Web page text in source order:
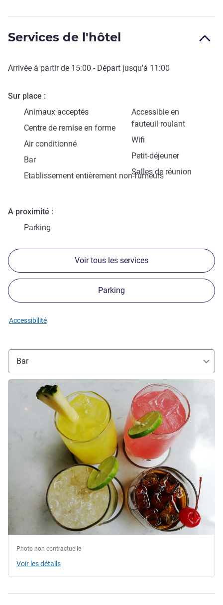
Services de l'hôtel
Arrivée à partir de 15:00 - Départ jusqu'à 11:00
Sur place
Animaux acceptés
Accessible en
fauteuil roulant
Centre de remise en forme
Wifi
Air conditionné
Petit-déjeuner
Bar
Salles de réunion
Etablissement entièrement non-fumeurs
A proximité
Parking
Voir tous les services
Parking
Accessibilité
Bar
Photo non contractuelle
Voir les détails
Voir les détails